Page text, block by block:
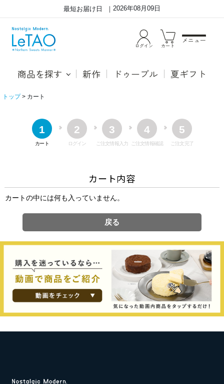
最短お届け日 2026年08月09日
ログイン カート
メニュー
商品を探す 新作 ドゥーブル 夏ギフト
トップ カート
1
カート
2
ログイン
3
ご注文情報入力
4
ご注文情報確認
5
ご注文完了
カート内容
カートの中には何も入っていません。
戻る